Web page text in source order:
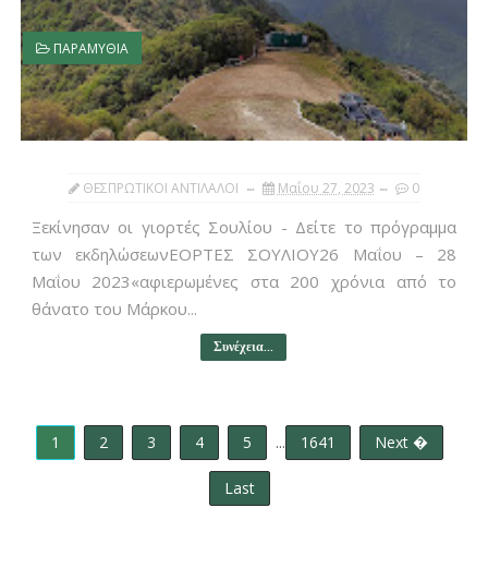
ΠΑΡΑΜΥΘΙΑ
ΘΕΣΠΡΩΤΙΚΟΙ ΑΝΤΙΛΑΛΟΙ Μαΐου 27, 2023 0
Ξεκίνησαν οι γιορτές Σουλίου - Δείτε το πρόγραμμα
των εκδηλώσεωνΕΟΡΤΕΣ ΣΟΥΛΙΟΥ26 Μαΐου – 28
Μαΐου 2023«αφιερωμένες στα 200 χρόνια από το
θάνατο του Μάρκου...
Συνέχεια...
1 2 3 4 5 ... 1641 Next �
Last